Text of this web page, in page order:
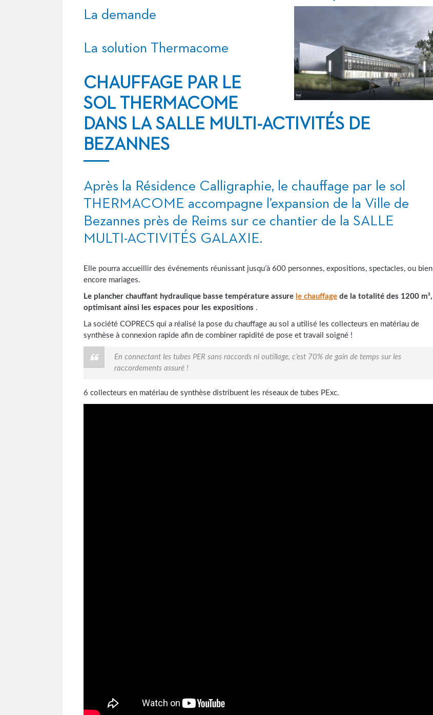
La demande
La solution Thermacome
CHAUFFAGE PAR LE
SOL THERMACOME
DANS LA SALLE MULTI-ACTIVITÉS DE
BEZANNES
Après la Résidence Calligraphie, le chauffage par le sol
THERMACOME accompagne l’expansion de la Ville de
Bezannes près de Reims sur ce chantier de la SALLE
MULTI-ACTIVITÉS GALAXIE.
Elle pourra accueillir des événements réunissant jusqu’à 600 personnes, expositions, spectacles, ou bien
encore mariages.
Le plancher chauffant hydraulique basse température assure le chauffage de la totalité des 1200 m²,
optimisant ainsi les espaces pour les expositions .
La société COPRECS qui a réalisé la pose du chauffage au sol a utilisé les collecteurs en matériau de
synthèse à connexion rapide afin de combiner rapidité de pose et travail soigné !
En connectant les tubes PER sans raccords ni outillage, c’est 70% de gain de temps sur les
raccordements assuré !
6 collecteurs en matériau de synthèse distribuent les réseaux de tubes PExc.